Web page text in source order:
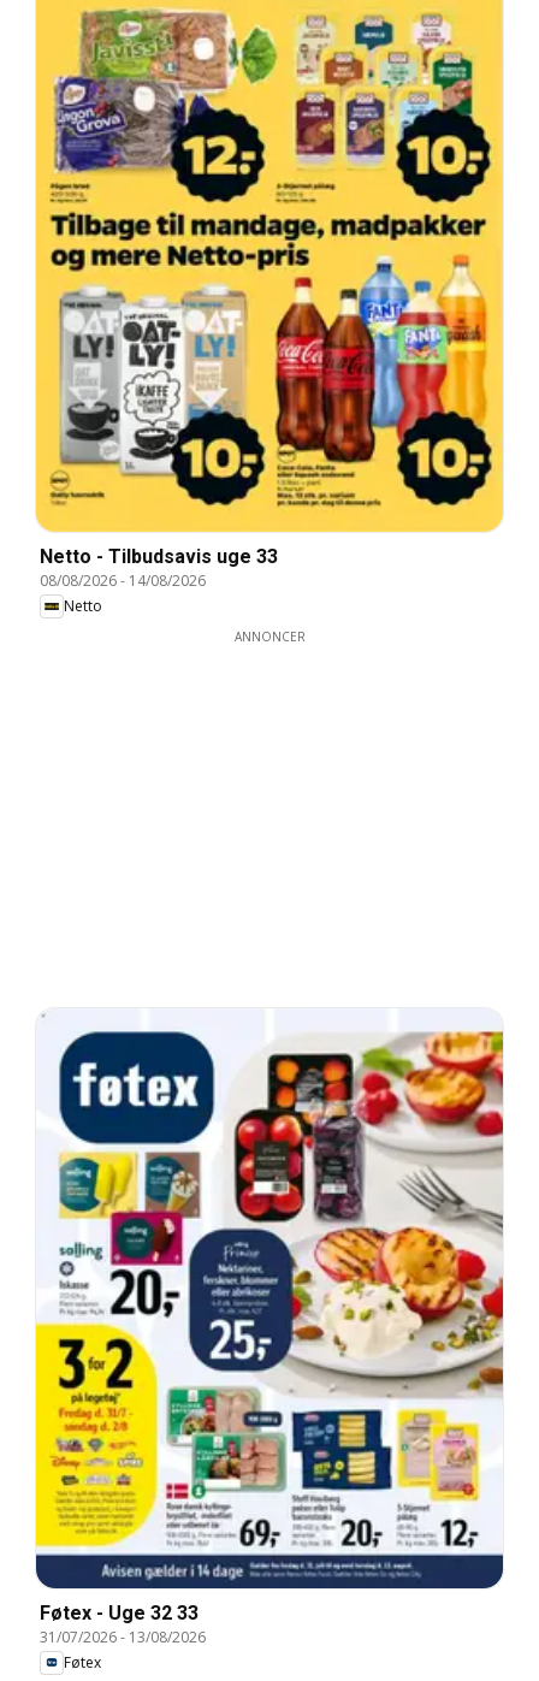
Netto - Tilbudsavis uge 33
08/08/2026- 14/08/2026
Netto
ANNONCER
Føtex - Uge 32 33
31/07/2026- 13/08/2026
Føtex